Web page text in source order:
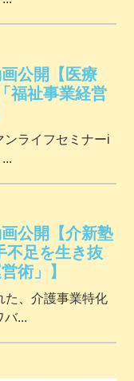
公開【医療
福祉事業経営
ンライフセミナーi
公開【介新塾
不足を生き抜
術」】
た、介護事業特化
バ...